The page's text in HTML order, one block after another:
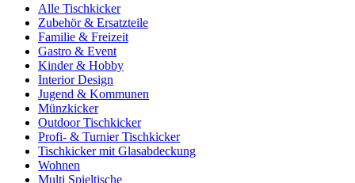
Alle Tischkicker
Zubehör & Ersatzteile
Familie & Freizeit
Gastro & Event
Kinder & Hobby
Interior Design
Jugend & Kommunen
Münzkicker
Outdoor Tischkicker
Profi- & Turnier Tischkicker
Tischkicker mit Glasabdeckung
Wohnen
Multi Spieltische